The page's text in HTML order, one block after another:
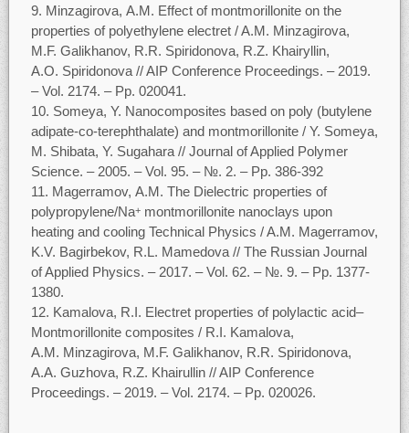
Minzagirova, A.M. Effect of montmorillonite on the
properties of polyethylene electret / A.M. Minzagirova,
M.F. Galikhanov, R.R. Spiridonova, R.Z. Khairyllin,
A.O. Spiridonova // AIP Conference Proceedings. ‒ 2019.
‒ Vol. 2174. ‒ Pp. 020041.
Someya, Y. Nanocomposites based on poly (butylene
adipate-co-terephthalate) and montmorillonite / Y. Someya,
M. Shibata, Y. Sugahara // Journal of Applied Polymer
Science. ‒ 2005. ‒ Vol. 95. ‒ №. 2. ‒ Pp. 386-392
Magerramov, A.M. The Dielectric properties of
polypropylene/Na+montmorillonite nanoclays upon
heating and cooling Technical Physics / A.M. Magerramov,
K.V. Bagirbekov, R.L. Mamedova // The Russian Journal
of Applied Physics. ‒ 2017. ‒ Vol. 62. ‒ №. 9. ‒ Pp. 1377-
1380.
Kamalova, R.I. Electret properties of polylactic acid–
Montmorillonite composites / R.I. Kamalova,
A.M. Minzagirova, M.F. Galikhanov, R.R. Spiridonova,
A.A. Guzhova, R.Z. Khairullin // AIP Conference
Proceedings. ‒ 2019. ‒ Vol. 2174. ‒ Pp. 020026.